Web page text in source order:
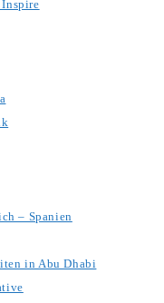
Inspire
– Spanien
in Abu Dhabi